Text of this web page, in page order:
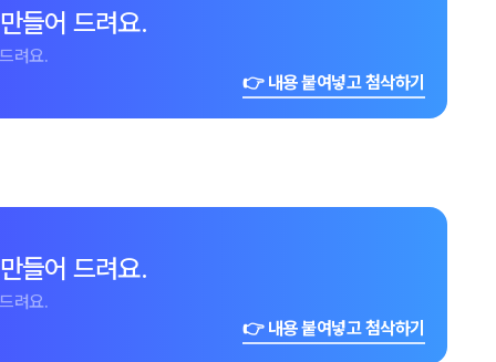
들어 드려요.
려요.
👉 내용 붙여넣고 첨삭하기
들어 드려요.
려요.
👉 내용 붙여넣고 첨삭하기